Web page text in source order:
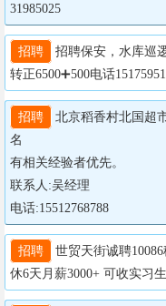
31985025
招聘
招聘保安，水库巡
转正6500➕500电话
招聘
北京稻香村北国超
名
有相关经验者优先。
联系人:吴经理
电话:15512768788
招聘
世贸天街诚聘
休6天月薪3000+ 可收实习